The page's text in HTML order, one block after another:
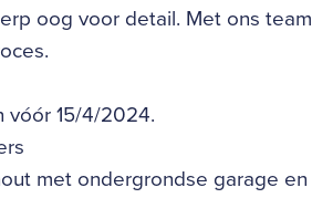
oog voor detail. Met ons team
vóór 15/4/2024.
met ondergrondse garage en